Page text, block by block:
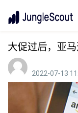
大促过后，亚
2022-07-13